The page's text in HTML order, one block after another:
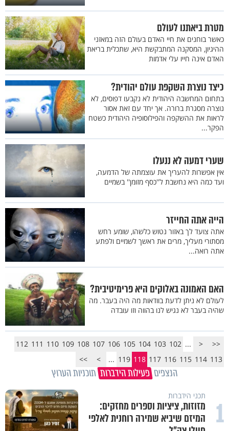
מטרת ביאתנו לעולם
כאשר בוחנים את חיי האדם בעולם הזה במאזני
ההיגיון, המסקנה המתבקשת היא, שתכלית בריאת
האדם אינה חייו עלי אדמות
כיצד נוצרת השקפת עולם יהודית?
בתחום המחשבה היהודית לא נקבעו דפוסים, לא
נוצרה מסגרת ברורה. אך יחד עם זאת אסור
לראות את ההשקפה והפילוסופיה היהודית כשטח
הפקר...
שערי דמעה לא ננעלו
אין אפשרות להעריך את עוצמתה של הדמעה,
ועד כמה היא נחשבת ל''כסף מזומן'' בשמיים
הייה אתה החייזר
אתה צועד לך באזור נטוש כלשהו, שומע רחש
מסתורי מעליך, מרים את ראשך לשמיים ולפתע
אתה רואה...
האם האמונה באלוקים היא פרימיטיבית?
לעולם לא ניתן לדעת בוודאות מה היה בעבר. מה
שהיה בעבר לא נגיש לנו בהווה וזו עובדה
<<
<
...
102
103
104
105
106
107
108
109
110
111
112
113
114
115
116
117
118
119
...
>
>>
הנצפים פעילות הידברות תוכניות הערוץ
1 תכני הידברות
מזוזות, ציציות וספרים מחזקים:
המיזם שיביא שמירה רוחנית לאלפי